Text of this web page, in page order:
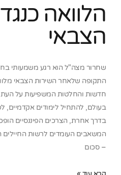
הלוואה
הצבאי
שחרור מצה"ל הוא רגע משמעותי
התקופה שלאחר השירות הצבאי
חדשות והחלטות המשפיעות על
בעולם, להתחיל לימודים
בדרך אחרת, הצרכים הפיננסיים
המשאבים העומדים לרשות החיילים
– סכום